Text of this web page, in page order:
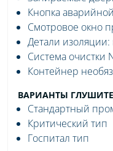
Кнопка
Смотровое окно
Детали изоляции:
Система очистки
Контейнер
ВАРИАНТЫ
Стандартный
Критический тип
Госпитал тип